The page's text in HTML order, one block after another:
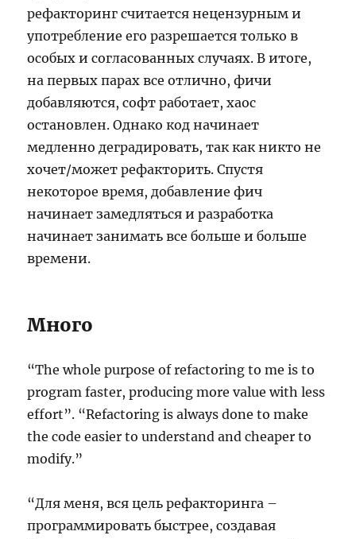
рефакторинг считается нецензурным и
употребление его разрешается только в
особых и согласованных случаях. В итоге,
на первых парах все отлично, фичи
добавляются, софт работает, хаос
остановлен. Однако код начинает
медленно деградировать, так как никто не
хочет/может рефакторить. Спустя
некоторое время, добавление фич
начинает замедляться и разработка
начинает занимать все больше и больше
времени.
Много
“The whole purpose of refactoring to me is to
program faster, producing more value with less
effort”. “Refactoring is always done to make
the code easier to understand and cheaper to
modify.”
“Для меня, вся цель рефакторинга –
программировать быстрее, создавая